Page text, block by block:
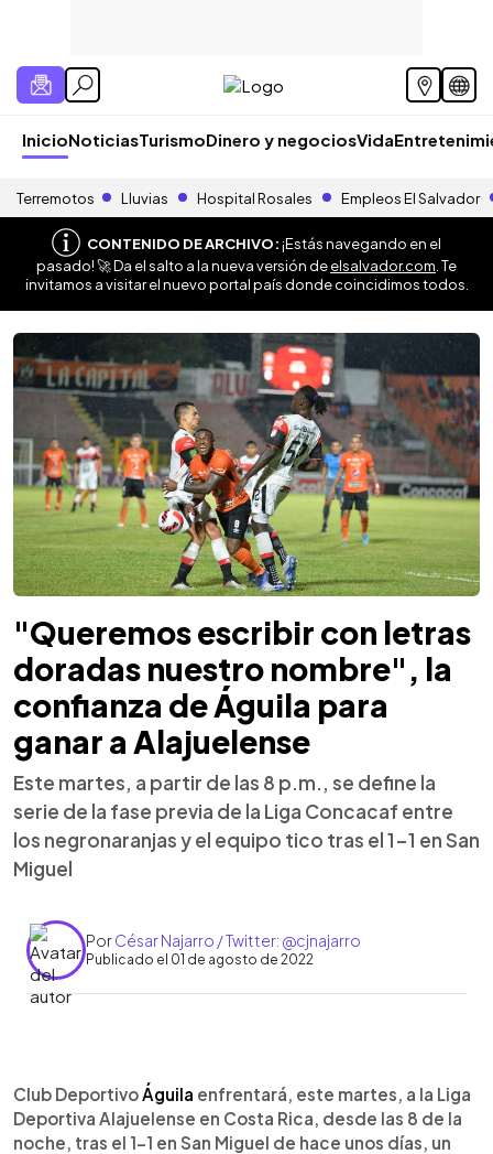
InicioNoticiasTurismoDinero y negociosVida
Terremotos Lluvias Hospital Rosales Empleos El Salvador
CONTENIDO DE ARCHIVO:¡Estás navegando en el
pasado! 🚀 Da el salto a la nueva versión deelsalvador.com . Te
invitamos a visitar el nuevo portal país donde coincidimos todos.
"Queremos escribir con letras
doradas nuestro nombre", la
confianza de Águila para
ganar a Alajuelense
Este martes, a partir de las 8 p.m., se define la
serie de la fase previa de la Liga Concacaf entre
los negronaranjas y el equipo tico tras el 1-1 en San
Miguel
PorCésar Najarro / Twitter: @cjnajarro
Publicado el 01 de agosto de 2022
Escuchar artículo
Club Deportivo Águila enfrentará, este martes, a la Liga
Deportiva Alajuelense en Costa Rica, desde las 8 de la
noche, tras el 1-1 en San Miguel de hace unos días, un